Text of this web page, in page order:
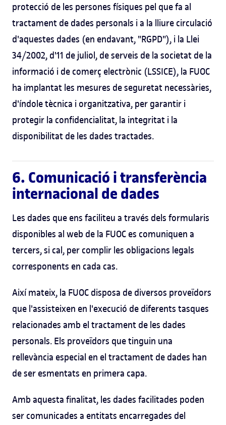
protecció de les persones físiques pel que fa al
tractament de dades personals i a la lliure circulació
d'aquestes dades (en endavant, "RGPD"), i la Llei
34/2002, d'11 de juliol, de serveis de la societat de la
informació i de comerç electrònic (LSSICE), la FUOC
ha implantat les mesures de seguretat necessàries,
d'índole tècnica i organitzativa, per garantir i
protegir la confidencialitat, la integritat i la
disponibilitat de les dades tractades.
6. Comunicació i transferència
internacional de dades
Les dades que ens faciliteu a través dels formularis
disponibles al web de la FUOC es comuniquen a
tercers, si cal, per complir les obligacions legals
corresponents en cada cas.
Així mateix, la FUOC disposa de diversos proveïdors
que l'assisteixen en l'execució de diferents tasques
relacionades amb el tractament de les dades
personals. Els proveïdors que tinguin una
rellevància especial en el tractament de dades han
de ser esmentats en primera capa.
Amb aquesta finalitat, les dades facilitades poden
ser comunicades a entitats encarregades del